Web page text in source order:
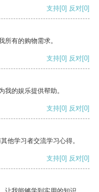
支持[0] 反对[0]
所有的购物需求。
支持[0] 反对[0]
我的娱乐提供帮助。
支持[0] 反对[0]
他学习者交流学习心得。
支持[0] 反对[0]